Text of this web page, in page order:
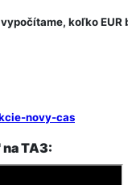
koľko EUR
novy-cas
TA3: